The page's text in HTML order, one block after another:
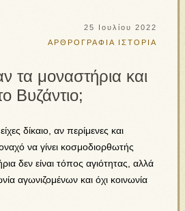
25 Ιουλίου 2022
ΑΡΘΡΟΓΡΑΦΙΑ ΙΣΤΟΡΙΑ
τα μοναστήρια και
Βυζάντιο;
δίκαιο, αν περίμενες και
να γίνει κοσμοδιορθωτής
δεν είναι τόπος αγιότητας, αλλά
αγωνιζομένων και όχι κοινωνία